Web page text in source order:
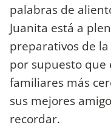
palabras de
Juanita está a
preparativos de
por supuesto que
familiares más
sus mejores
recordar.